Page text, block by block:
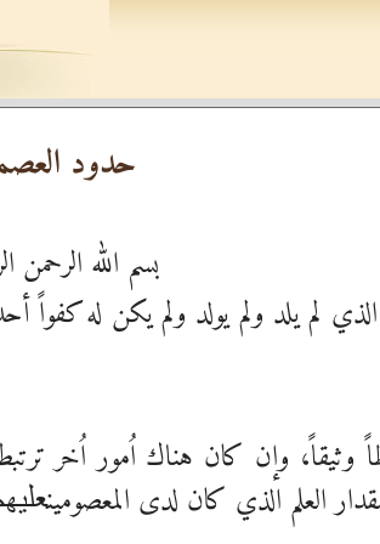
حدود
بسم الله الرحمن
لم يلد ولم يولد ولم يكن له
وثيقاً، وإن كان هناك اُمور اُخر
العلم الذي كان لدى المعصومين